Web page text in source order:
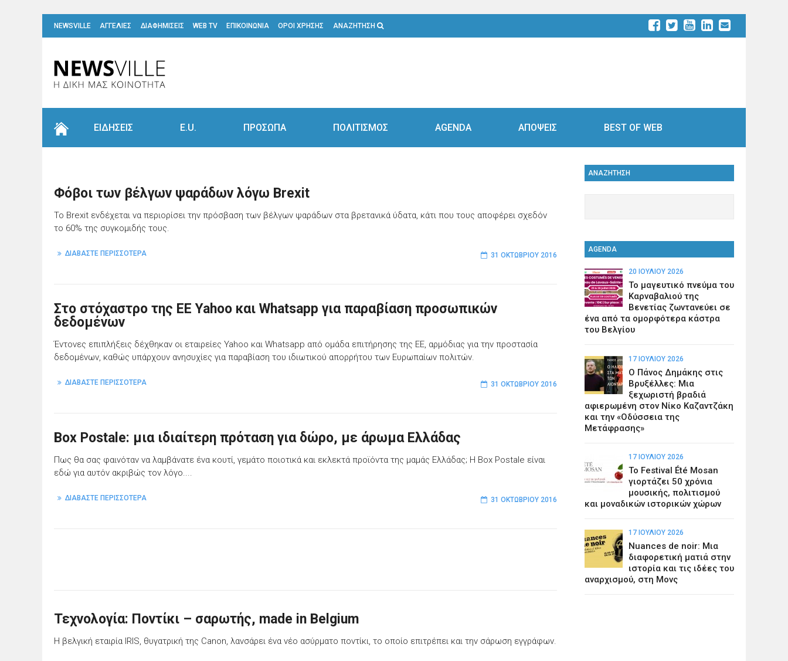
NEWSVILLE ΑΓΓΕΛΙΕΣ ΔΙΑΦΗΜΙΣΕΙΣ WEB TV ΕΠΙΚΟΙΝΩΝΙΑ ΟΡΟΙ ΧΡΗΣΗΣ ΑΝΑΖΗΤΗΣΗ
ΕΙΔΗΣΕΙΣ E.U. ΠΡΟΣΩΠΑ ΠΟΛΙΤΙΣΜΟΣ AGENDA ΑΠΟΨΕΙΣ BEST OF WEB
Φόβοι των βέλγων ψαράδων λόγω Brexit
To Brexit ενδέχεται να περιορίσει την πρόσβαση των βέλγων ψαράδων στα βρετανικά ύδατα, κάτι που τους αποφέρει σχεδόν
το 60% της συγκομιδής τους.
ΔΙΑΒΑΣΤΕ ΠΕΡΙΣΣΟΤΕΡΑ 31 ΟΚΤΩΒΡΊΟΥ 2016
Στο στόχαστρο της ΕΕ Yahoo και Whatsapp για παραβίαση προσωπικών
δεδομένων
Έντονες επιπλήξεις δέχθηκαν οι εταιρείες Yahoo και Whatsapp από ομάδα επιτήρησης της ΕΕ, αρμόδιας για την προστασία
δεδομένων, καθώς υπάρχουν ανησυχίες για παραβίαση του ιδιωτικού απορρήτου των Ευρωπαίων πολιτών.
ΔΙΑΒΑΣΤΕ ΠΕΡΙΣΣΟΤΕΡΑ 31 ΟΚΤΩΒΡΊΟΥ 2016
Box Postale: μια ιδιαίτερη πρόταση για δώρο, με άρωμα Ελλάδας
Πως θα σας φαινόταν να λαμβάνατε ένα κουτί, γεμάτο ποιοτικά και εκλεκτά προϊόντα της μαμάς Ελλάδας; Η Box Postale είναι
εδώ για αυτόν ακριβώς τον λόγο....
ΔΙΑΒΑΣΤΕ ΠΕΡΙΣΣΟΤΕΡΑ 31 ΟΚΤΩΒΡΊΟΥ 2016
Τεχνολογία: Ποντίκι – σαρωτής, made in Belgium
H βελγική εταιρία IRIS, θυγατρική της Canon, λανσάρει ένα νέο ασύρματο ποντίκι, το οποίο επιτρέπει και την σάρωση εγγράφων.
ΑΝΑΖΗΤΗΣΗ
AGENDA
20 ΙΟΥΛΊΟΥ 2026
Το μαγευτικό πνεύμα του
Καρναβαλιού της
Βενετίας ζωντανεύει σε
ένα από τα ομορφότερα κάστρα
του Βελγίου
17 ΙΟΥΛΊΟΥ 2026
Ο Πάνος Δημάκης στις
Βρυξέλλες: Μια
ξεχωριστή βραδιά
αφιερωμένη στον Νίκο Καζαντζάκη
και την «Οδύσσεια της
Μετάφρασης»
17 ΙΟΥΛΊΟΥ 2026
Το Festival Été Mosan
γιορτάζει 50 χρόνια
μουσικής, πολιτισμού
και μοναδικών ιστορικών χώρων
17 ΙΟΥΛΊΟΥ 2026
Nuances de noir: Μια
διαφορετική ματιά στην
ιστορία και τις ιδέες του
αναρχισμού, στη Μονς